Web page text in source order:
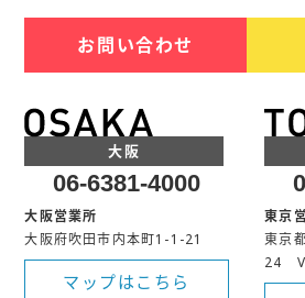
お問い合わせ
大阪
06-6381-4000
大阪営業所
大阪府吹田市内本町1-1-21
マップはこちら
東京
東京
24